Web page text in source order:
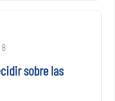
sobre las